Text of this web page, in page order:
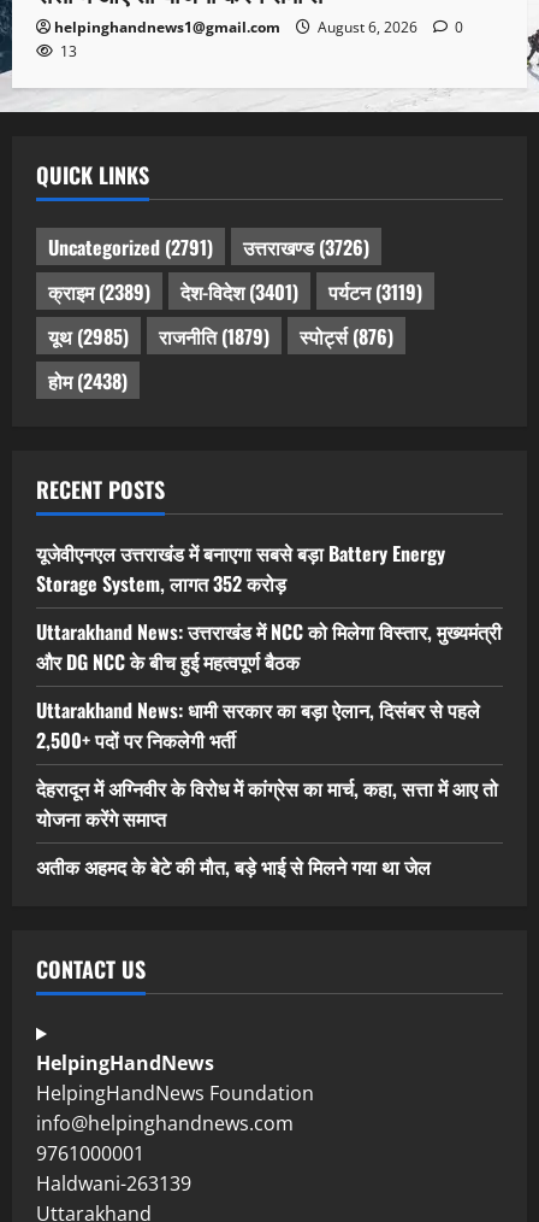
helpinghandnews1@gmail.com August 6, 2026
0
13
QUICK LINKS
Uncategorized (2791) उत्तराखण्ड(3726)
क्राइम(2389) देश-विदेश(3401) पर्यटन(3119)
यूथ(2985) राजनीति(1879) स्पोर्ट्स(876)
होम(2438)
RECENT POSTS
यूजेवीएनएल उत्तराखंड में बनाएगा सबसे बड़ा Battery Energy
Storage System, लागत 352 करोड़
Uttarakhand News: उत्तराखंड में NCC को मिलेगा विस्तार, मुख्यमंत्री
और DG NCC के बीच हुई महत्वपूर्ण बैठक
Uttarakhand News: धामी सरकार का बड़ा ऐलान, दिसंबर से पहले
2,500+ पदों पर निकलेगी भर्ती
देहरादून में अग्निवीर के विरोध में कांग्रेस का मार्च, कहा, सत्ता में आए तो
योजना करेंगे समाप्त
अतीक अहमद के बेटे की मौत, बड़े भाई से मिलने गया था जेल
CONTACT US
HelpingHandNews
HelpingHandNews Foundation
info@helpinghandnews.com
9761000001
Haldwani-263139
Uttarakhand